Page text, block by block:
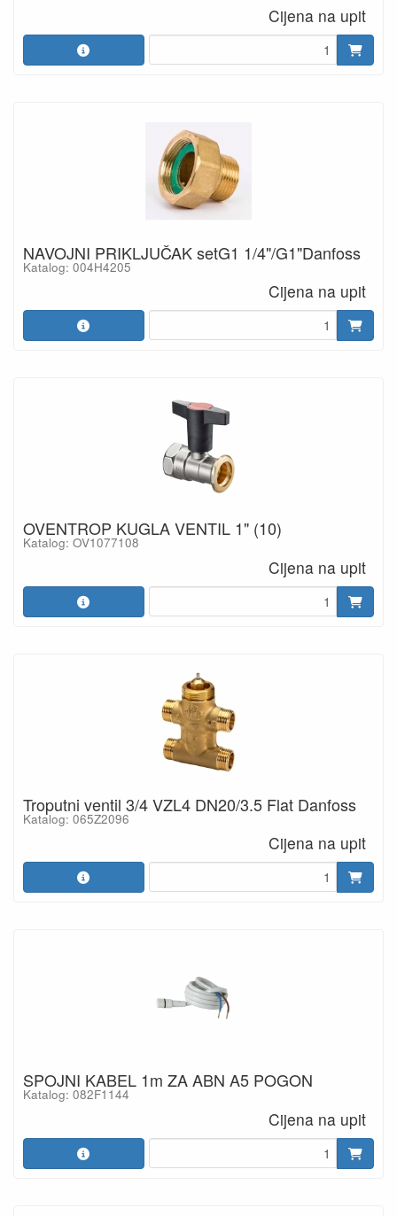
Cijena na upit
NAVOJNI PRIKLJUČAK setG1 1/4"/G1"Danfoss
Katalog: 004H4205
Cijena na upit
OVENTROP KUGLA VENTIL 1" (10)
Katalog: OV1077108
Cijena na upit
Troputni ventil 3/4 VZL4 DN20/3.5 Flat Danfoss
Katalog: 065Z2096
Cijena na upit
SPOJNI KABEL 1m ZA ABN A5 POGON
Katalog: 082F1144
Cijena na upit